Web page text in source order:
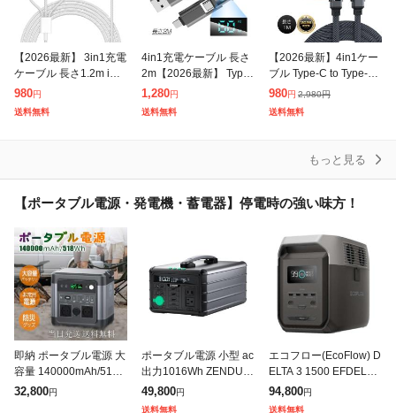
【2026最新】 3in1充電
ケーブル 長さ1.2m iwat
chとiphoneを同時に充
電 マグネット式充電 ap
980円
送料無料
4in1充電ケーブル 長さ
2m【2026最新】 Type-
C to Type-Cケーブル iP
hone17 Type-C/iPh
1,280円
送料無料
【2026最新】4in1ケー
ブル Type-C to Type-C
充電ケーブル iPhone17
1m 充電コード Type-C
980円 2,980円
送料無料
もっと見る
【ポータブル電源・発電機・蓄電器】停電時の強い味方！
即納 ポータブル電源 大
容量 140000mAh/518
Wh 蓄電池 家庭用 発電
32,800円
ポータブル電源 小型 ac
出力1016Wh ZENDUR
E SuperBase 1000M 防
災 蓄電池 発電機 防災
49,800円
送料無料
エコフロー(EcoFlow) D
ELTA 3 1500 EFDELTA
1500JP ポータブル電
源 1536Wh(最大 5.5k
94,800円
送料無料